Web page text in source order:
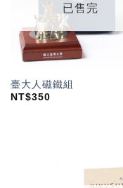
已售完
臺大人磁鐵組
NT$350